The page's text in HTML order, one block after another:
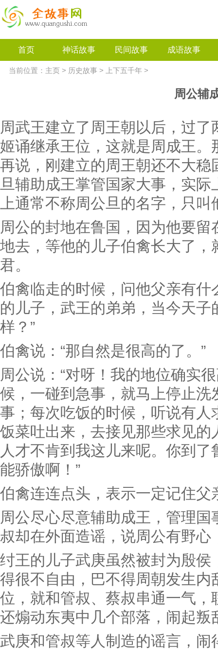
首页 神话故事 民间故事 成语故事
当前位置： 主页 > 历史故事 > 上下五千年 >
周公辅
周武王建立了周王朝以后，过
姬诵继承王位，这就是周成王
再说，刚建立的周王朝还不大
旦辅助成王掌管国家大事，实
上通常不称周公旦的名字，只叫
周公的封地在鲁国，因为他要
地去，等他的儿子伯禽长大了
君。
伯禽临走的时候，问他父亲有什
的儿子，武王的弟弟，当今天
样？”
伯禽说：“那自然是很高的了。”
周公说：“对呀！我的地位确实
候，一碰到急事，就马上停止
事；每次吃饭的时候，听说有
饭菜吐出来，去接见那些求见
人才不肯到我这儿来呢。你到
能骄傲啊！”
伯禽连连点头，表示一定记住父
周公尽心尽意辅助成王，管理
叔却在外面造谣，说周公有野心
纣王的儿子武庚虽然被封为殷
得很不自由，巴不得周朝发生
位，就和管叔、蔡叔串通一气
还煽动东夷中几个部落，闹起叛
武庚和管叔等人制造的谣言，